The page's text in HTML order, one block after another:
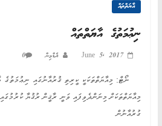
އާޔަތްތައް
ނިޢުމަތުގެ އާޔަތްތައް
June 5, 2017 އެޑްމިން 0
ނޯޓް: މިއާޔަތްތަކަކީ ކީރިތި ޤުރުއާނުގައި ނިޢުމަތުގެ
މިއާޔަތްތަކަށް މިނަންދެވިފައި ވަނީ ރާޤީން ރުޤުޔާ
ގުރުއާނުން